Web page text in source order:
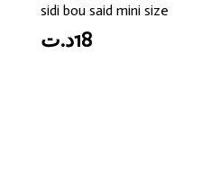
sidi bou said mini size
18د.ت